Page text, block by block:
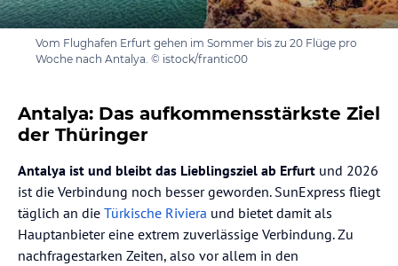
Vom Flughafen Erfurt gehen im Sommer bis zu 20 Flüge pro
Woche nach Antalya. © istock/frantic00
Antalya: Das aufkommensstärkste Ziel
der Thüringer
Antalya ist und bleibt das Lieblingsziel ab Erfurt und 2026
ist die Verbindung noch besser geworden. SunExpress fliegt
täglich an die Türkische Riviera und bietet damit als
Hauptanbieter eine extrem zuverlässige Verbindung. Zu
nachfragestarken Zeiten, also vor allem in den